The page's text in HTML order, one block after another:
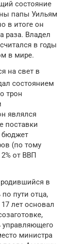
состояние
папы Уильям
в итоге он
раза. Владел
в годы
в мире.
на свет в
состоянием
трон
являлся
поставки
бюджет
(по тому
от ВВП
в
пути отца,
лет основал
управляющего
министра